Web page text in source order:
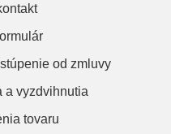
od zmluvy
a vyzdvihnutia
tovaru